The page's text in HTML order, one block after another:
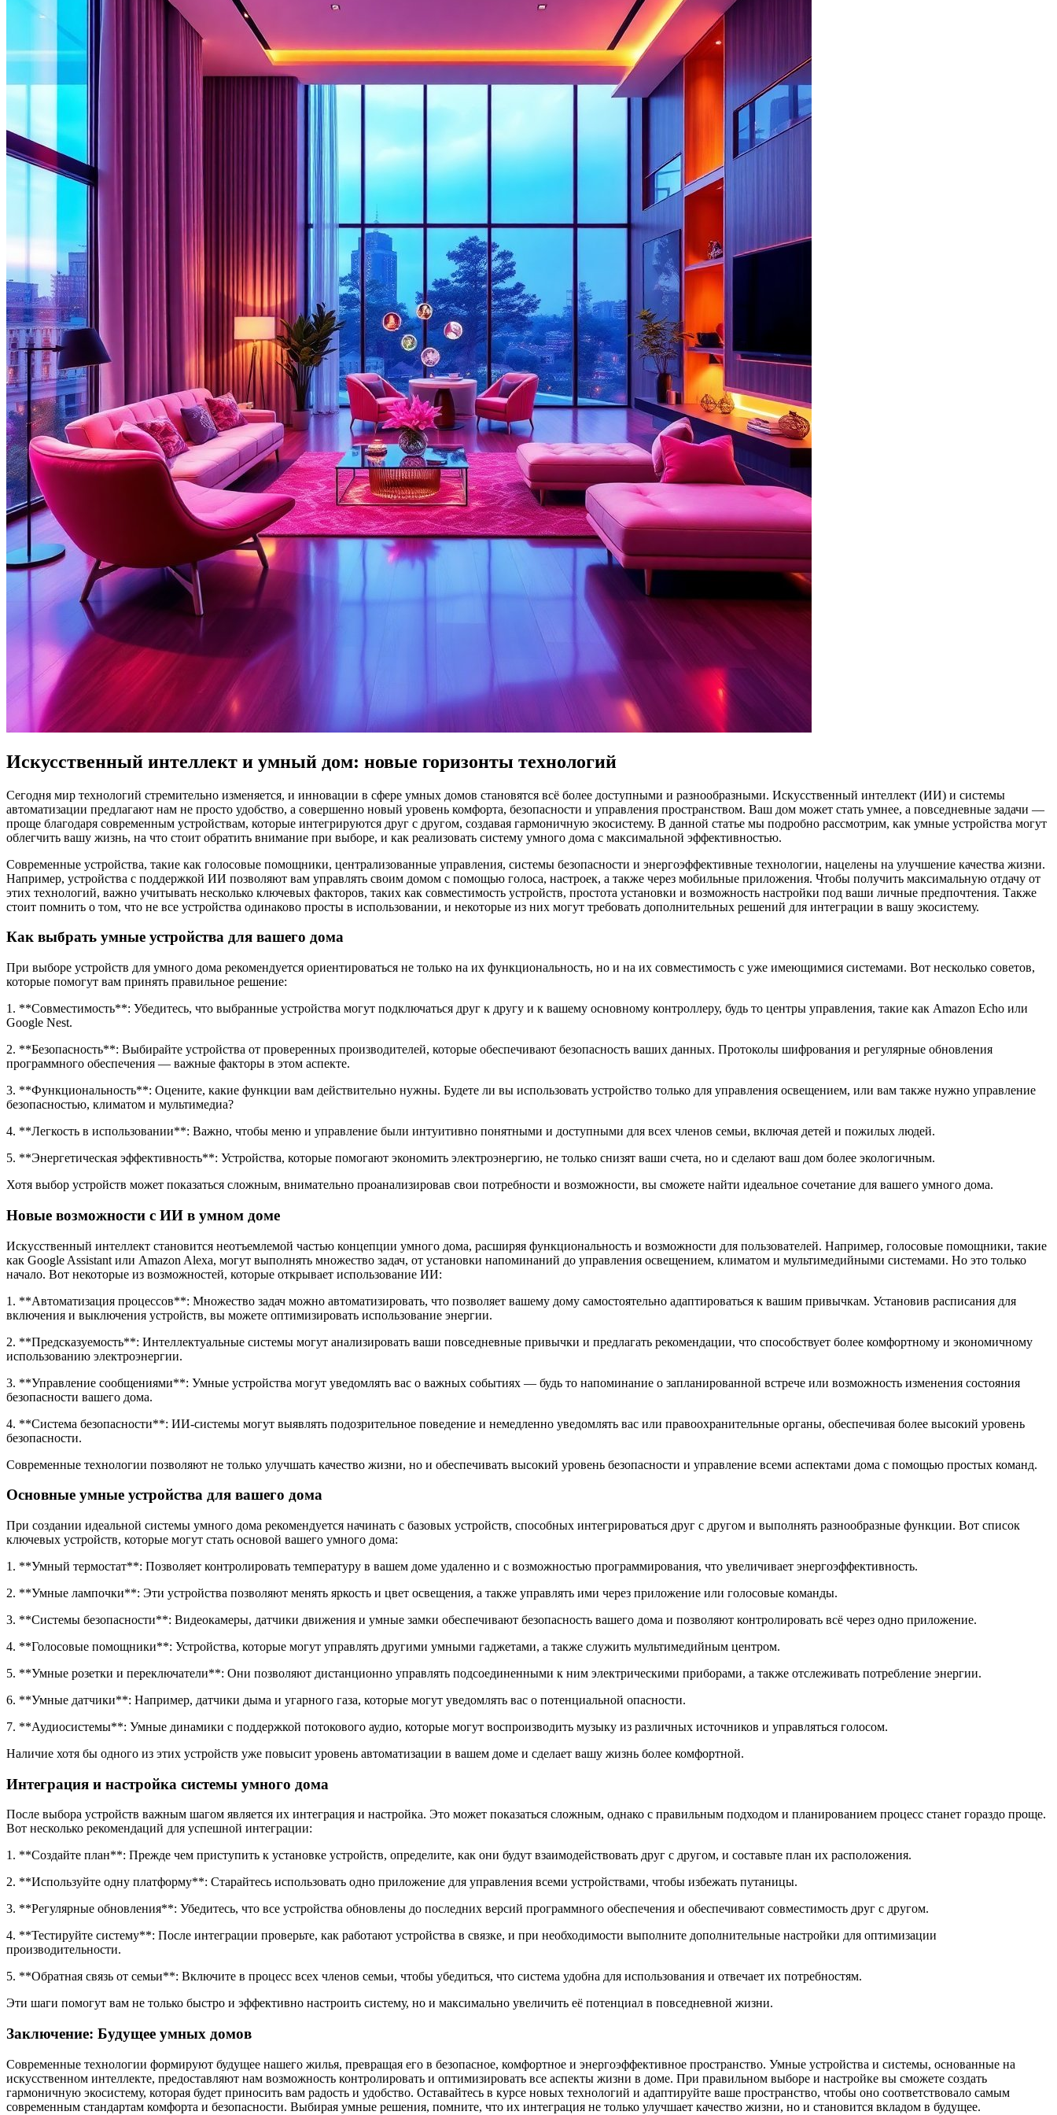
Искусственный интеллект и умный дом: новые горизонты технологий
Сегодня мир технологий стремительно изменяется, и инновации в сфере умных домов становятся всё более доступными и разнообразными. Искусственный интеллект (ИИ) и системы
автоматизации предлагают нам не просто удобство, а совершенно новый уровень комфорта, безопасности и управления пространством. Ваш дом может стать умнее, а повседневные задачи —
проще благодаря современным устройствам, которые интегрируются друг с другом, создавая гармоничную экосистему. В данной статье мы подробно рассмотрим, как умные устройства могут
облегчить вашу жизнь, на что стоит обратить внимание при выборе, и как реализовать систему умного дома с максимальной эффективностью.
Современные устройства, такие как голосовые помощники, централизованные управления, системы безопасности и энергоэффективные технологии, нацелены на улучшение качества жизни.
Например, устройства с поддержкой ИИ позволяют вам управлять своим домом с помощью голоса, настроек, а также через мобильные приложения. Чтобы получить максимальную отдачу от
этих технологий, важно учитывать несколько ключевых факторов, таких как совместимость устройств, простота установки и возможность настройки под ваши личные предпочтения. Также
стоит помнить о том, что не все устройства одинаково просты в использовании, и некоторые из них могут требовать дополнительных решений для интеграции в вашу экосистему.
Как выбрать умные устройства для вашего дома
При выборе устройств для умного дома рекомендуется ориентироваться не только на их функциональность, но и на их совместимость с уже имеющимися системами. Вот несколько советов,
которые помогут вам принять правильное решение:
1. **Совместимость**: Убедитесь, что выбранные устройства могут подключаться друг к другу и к вашему основному контроллеру, будь то центры управления, такие как Amazon Echo или
Google Nest.
2. **Безопасность**: Выбирайте устройства от проверенных производителей, которые обеспечивают безопасность ваших данных. Протоколы шифрования и регулярные обновления
программного обеспечения — важные факторы в этом аспекте.
3. **Функциональность**: Оцените, какие функции вам действительно нужны. Будете ли вы использовать устройство только для управления освещением, или вам также нужно управление
безопасностью, климатом и мультимедиа?
4. **Легкость в использовании**: Важно, чтобы меню и управление были интуитивно понятными и доступными для всех членов семьи, включая детей и пожилых людей.
5. **Энергетическая эффективность**: Устройства, которые помогают экономить электроэнергию, не только снизят ваши счета, но и сделают ваш дом более экологичным.
Хотя выбор устройств может показаться сложным, внимательно проанализировав свои потребности и возможности, вы сможете найти идеальное сочетание для вашего умного дома.
Новые возможности с ИИ в умном доме
Искусственный интеллект становится неотъемлемой частью концепции умного дома, расширяя функциональность и возможности для пользователей. Например, голосовые помощники, такие
как Google Assistant или Amazon Alexa, могут выполнять множество задач, от установки напоминаний до управления освещением, климатом и мультимедийными системами. Но это только
начало. Вот некоторые из возможностей, которые открывает использование ИИ:
1. **Автоматизация процессов**: Множество задач можно автоматизировать, что позволяет вашему дому самостоятельно адаптироваться к вашим привычкам. Установив расписания для
включения и выключения устройств, вы можете оптимизировать использование энергии.
2. **Предсказуемость**: Интеллектуальные системы могут анализировать ваши повседневные привычки и предлагать рекомендации, что способствует более комфортному и экономичному
использованию электроэнергии.
3. **Управление сообщениями**: Умные устройства могут уведомлять вас о важных событиях — будь то напоминание о запланированной встрече или возможность изменения состояния
безопасности вашего дома.
4. **Система безопасности**: ИИ-системы могут выявлять подозрительное поведение и немедленно уведомлять вас или правоохранительные органы, обеспечивая более высокий уровень
безопасности.
Современные технологии позволяют не только улучшать качество жизни, но и обеспечивать высокий уровень безопасности и управление всеми аспектами дома с помощью простых команд.
Основные умные устройства для вашего дома
При создании идеальной системы умного дома рекомендуется начинать с базовых устройств, способных интегрироваться друг с другом и выполнять разнообразные функции. Вот список
ключевых устройств, которые могут стать основой вашего умного дома:
1. **Умный термостат**: Позволяет контролировать температуру в вашем доме удаленно и с возможностью программирования, что увеличивает энергоэффективность.
2. **Умные лампочки**: Эти устройства позволяют менять яркость и цвет освещения, а также управлять ими через приложение или голосовые команды.
3. **Системы безопасности**: Видеокамеры, датчики движения и умные замки обеспечивают безопасность вашего дома и позволяют контролировать всё через одно приложение.
4. **Голосовые помощники**: Устройства, которые могут управлять другими умными гаджетами, а также служить мультимедийным центром.
5. **Умные розетки и переключатели**: Они позволяют дистанционно управлять подсоединенными к ним электрическими приборами, а также отслеживать потребление энергии.
6. **Умные датчики**: Например, датчики дыма и угарного газа, которые могут уведомлять вас о потенциальной опасности.
7. **Аудиосистемы**: Умные динамики с поддержкой потокового аудио, которые могут воспроизводить музыку из различных источников и управляться голосом.
Наличие хотя бы одного из этих устройств уже повысит уровень автоматизации в вашем доме и сделает вашу жизнь более комфортной.
Интеграция и настройка системы умного дома
После выбора устройств важным шагом является их интеграция и настройка. Это может показаться сложным, однако с правильным подходом и планированием процесс станет гораздо проще.
Вот несколько рекомендаций для успешной интеграции:
1. **Создайте план**: Прежде чем приступить к установке устройств, определите, как они будут взаимодействовать друг с другом, и составьте план их расположения.
2. **Используйте одну платформу**: Старайтесь использовать одно приложение для управления всеми устройствами, чтобы избежать путаницы.
3. **Регулярные обновления**: Убедитесь, что все устройства обновлены до последних версий программного обеспечения и обеспечивают совместимость друг с другом.
4. **Тестируйте систему**: После интеграции проверьте, как работают устройства в связке, и при необходимости выполните дополнительные настройки для оптимизации
производительности.
5. **Обратная связь от семьи**: Включите в процесс всех членов семьи, чтобы убедиться, что система удобна для использования и отвечает их потребностям.
Эти шаги помогут вам не только быстро и эффективно настроить систему, но и максимально увеличить её потенциал в повседневной жизни.
Заключение: Будущее умных домов
Современные технологии формируют будущее нашего жилья, превращая его в безопасное, комфортное и энергоэффективное пространство. Умные устройства и системы, основанные на
искусственном интеллекте, предоставляют нам возможность контролировать и оптимизировать все аспекты жизни в доме. При правильном выборе и настройке вы сможете создать
гармоничную экосистему, которая будет приносить вам радость и удобство. Оставайтесь в курсе новых технологий и адаптируйте ваше пространство, чтобы оно соответствовало самым
современным стандартам комфорта и безопасности. Выбирая умные решения, помните, что их интеграция не только улучшает качество жизни, но и становится вкладом в будущее.